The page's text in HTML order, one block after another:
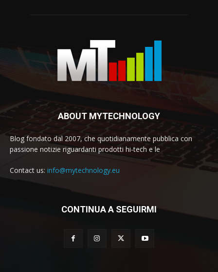
ABOUT MYTECHNOLOGY
Blog fondato dal 2007, che quotidianamente pubblica con
passione notizie riguardanti prodotti hi-tech e le
Contact us: info@mytechnology.eu
CONTINUA A SEGUIRMI